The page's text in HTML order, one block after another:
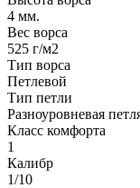
4 мм.
Вес ворса
525 г/м2
Тип ворса
Петлевой
Тип петли
Разноуровневая
Класс комфорта
1
Калибр
1/10